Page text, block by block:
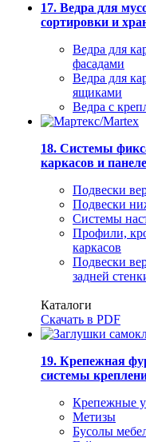
17. Ведра для
сортировки и
Ведра для
фасадами
Ведра для
ящиками
Ведра с
18. Системы
каркасов и
Подвески
Подвески
Системы
Профили,
каркасов
Подвески
задней
Каталоги
Скачать в PDF
19. Крепежная
системы
Крепежные
Метизы
Бусолы